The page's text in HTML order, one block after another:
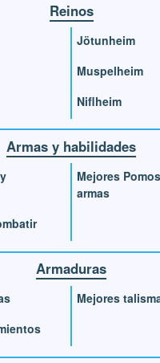
Reinos
Jötunheim
Muspelheim
Niflheim
Armas y habilidades
Mejores
armas
Armaduras
Mejores